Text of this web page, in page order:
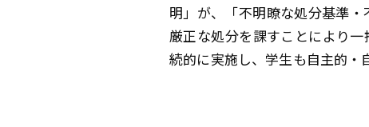
明」が、「不明瞭な処分基準
厳正な処分を課すことにより
続的に実施し、学生も自主的・